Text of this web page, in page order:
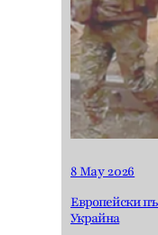
8 May 2026
Европейски
Украйна